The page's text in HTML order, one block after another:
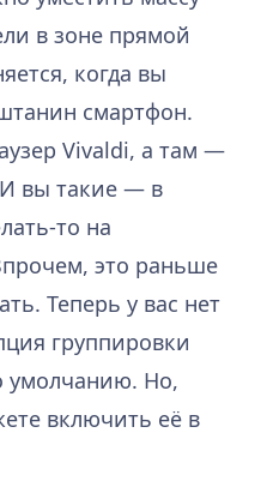
в зоне прямой
когда вы
смартфон.
Vivaldi, а там —
И вы такие — в
то на
это раньше
Теперь у вас нет
группировки
умолчанию. Но,
включить её в